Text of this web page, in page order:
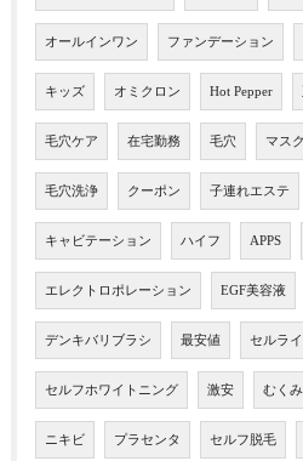
オールインワン ファンデーション
キッズ オミクロン Hot Pepper
毛穴ケア 在宅勤務 毛穴 マスク
毛穴洗浄 クーポン 子連れエステ
キャビテーション ハイフ APPS
エレクトロポレーション EGF美容液
デンキバリブラシ 最安値 セルライ
セルフホワイトニング 激安 むくみ
ニキビ プラセンタ セルフ脱毛